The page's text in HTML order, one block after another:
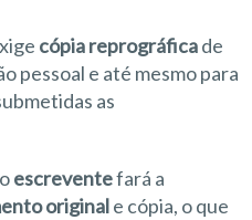
cópia reprográficade
pessoal e até mesmo para
as
escreventefará a
originale cópia, o que